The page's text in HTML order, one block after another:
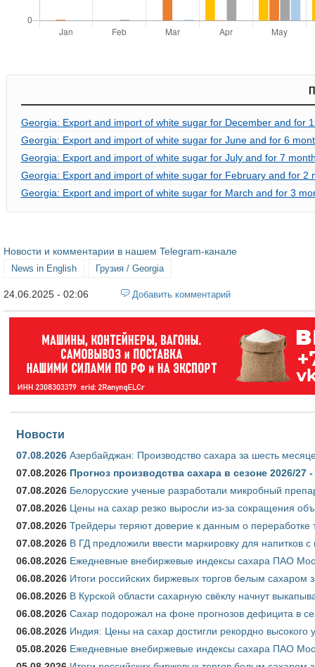
Georgia: Export and import of white sugar for December and for
Georgia: Export and import of white sugar for June and for 6
Georgia: Export and import of white sugar for July and for 7
Georgia: Export and import of white sugar for February and for 2
Georgia: Export and import of white sugar for March and for 3
Новости и комментарии в нашем Telegram-канале
News in English Грузия / Georgia
24.06.2025 - 02:06 Добавить комментарий
Новости
07.08.2026 Азербайджан: Производство сахара за шесть
07.08.2026 Прогноз производства сахара в сезоне 2026/
07.08.2026 Белорусские ученые разработали микробный
07.08.2026 Цены на сахар резко выросли из-за сокращения
07.08.2026 Трейдеры теряют доверие к данным о переработке
07.08.2026 В ГД предложили ввести маркировку для напитков
06.08.2026 Ежедневные внебиржевые индексы сахара ПАО
06.08.2026 Итоги российских биржевых торгов белым сахаром
06.08.2026 В Курской области сахарную свёклу начнут
06.08.2026 Сахар подорожал на фоне прогнозов дефицита в
06.08.2026 Индия: Цены на сахар достигли рекордно высокого
05.08.2026 Ежедневные внебиржевые индексы сахара ПАО